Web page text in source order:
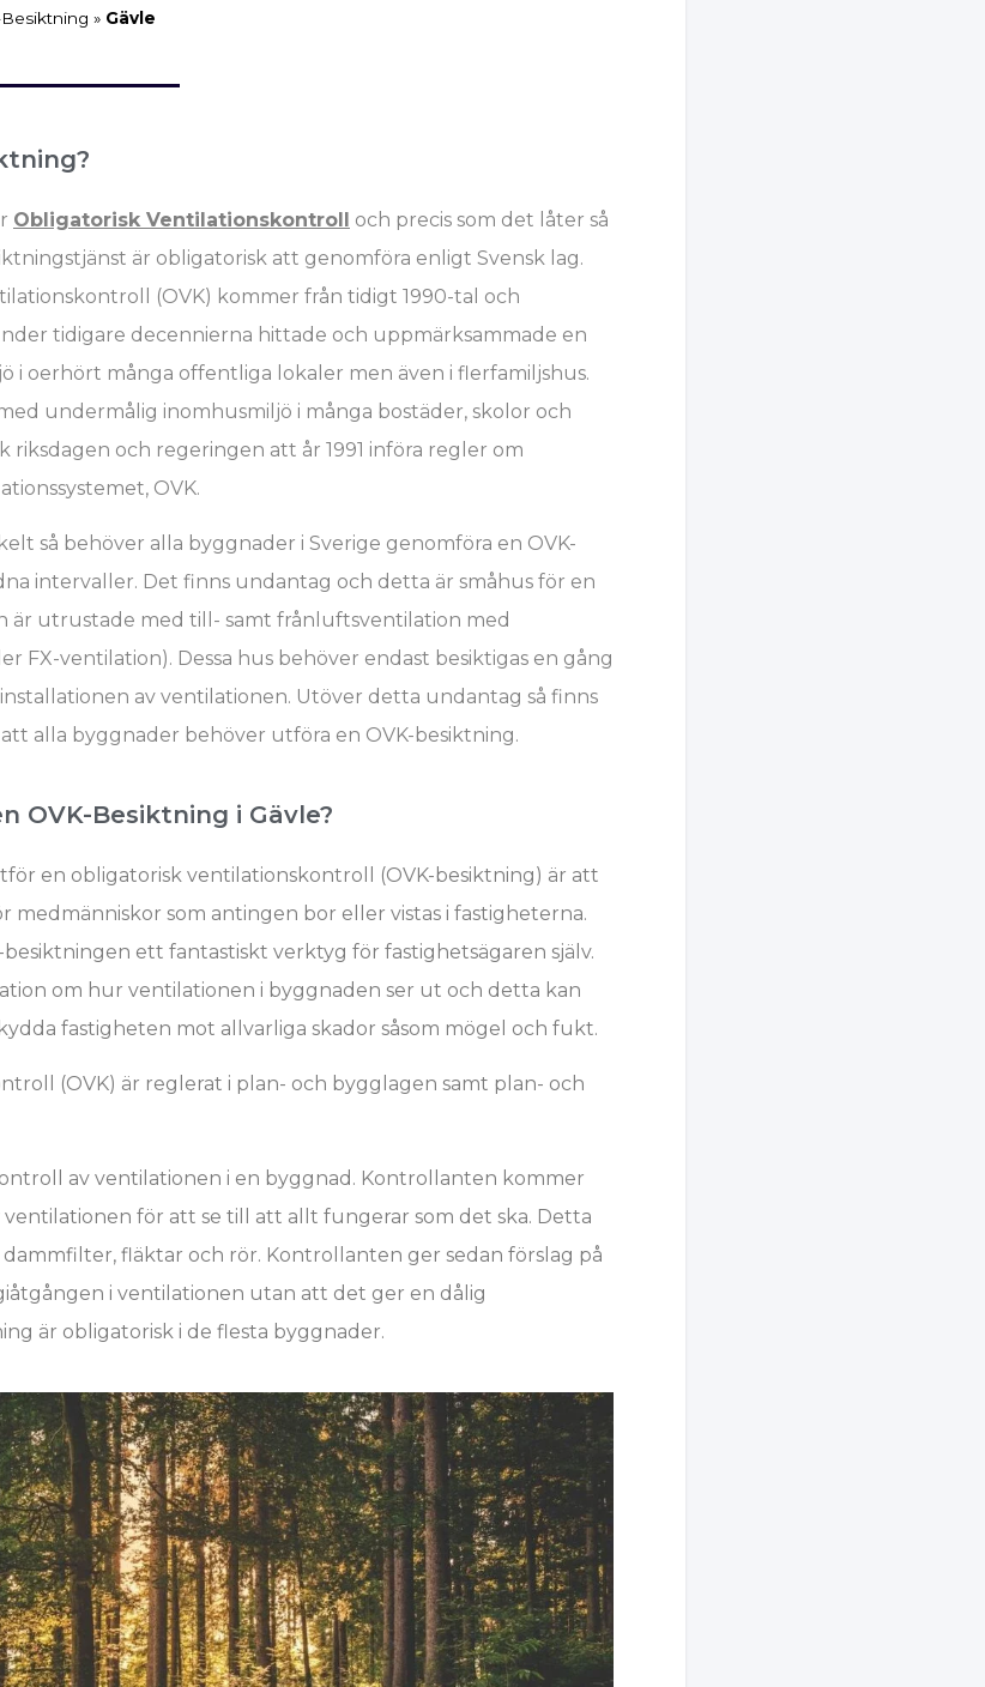
» Gävle
Obligatorisk Ventilationskontroll och precis som det låter så
är obligatorisk att genomföra enligt Svensk lag.
(OVK) kommer från tidigt 1990-tal och
tidigare decennierna hittade och uppmärksammade en
i oerhört många offentliga lokaler men även i flerfamiljshus.
undermålig inomhusmiljö i många bostäder, skolor och
riksdagen och regeringen att år 1991 införa regler om
OVK.
så behöver alla byggnader i Sverige genomföra en OVK-
intervaller. Det finns undantag och detta är småhus för en
är utrustade med till- samt frånluftsventilation med
FX-ventilation). Dessa hus behöver endast besiktigas en gång
av ventilationen. Utöver detta undantag så finns
alla byggnader behöver utföra en OVK-besiktning.
OVK-Besiktning i Gävle?
en obligatorisk ventilationskontroll (OVK-besiktning) är att
medmänniskor som antingen bor eller vistas i fastigheterna.
besiktningen ett fantastiskt verktyg för fastighetsägaren själv.
om hur ventilationen i byggnaden ser ut och detta kan
fastigheten mot allvarliga skador såsom mögel och fukt.
(OVK) är reglerat i plan- och bygglagen samt plan- och
av ventilationen i en byggnad. Kontrollanten kommer
för att se till att allt fungerar som det ska. Detta
fläktar och rör. Kontrollanten ger sedan förslag på
i ventilationen utan att det ger en dålig
är obligatorisk i de flesta byggnader.